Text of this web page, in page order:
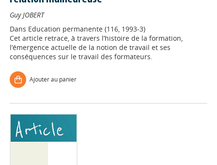
Guy JOBERT
Dans Education permanente (116, 1993-3)
Cet article retrace, à travers l’histoire de la formation,
l’émergence actuelle de la notion de travail et ses
conséquences sur le travail des formateurs.
Ajouter au panier